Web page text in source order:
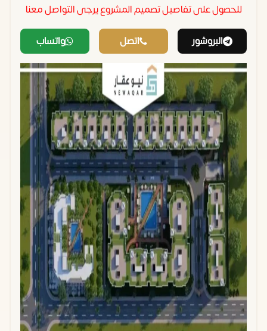
للحصول على تفاصيل تصميم المشروع يرجى التواصل معنا
البروشور اتصل واتساب